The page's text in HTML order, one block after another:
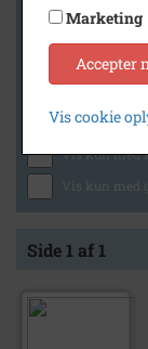
Generelt
Vis kun med
Vis kun med
Vis kun med
Vis kun med
Side 1 af 1
Marketing
Accepter
Vis cookie